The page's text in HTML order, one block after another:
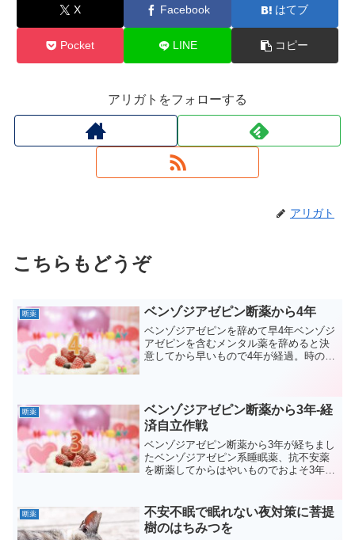
X Facebook はてブ
Pocket LINE コピー
アリガトをフォローする
アリガト
こちらもどうぞ
断薬 ベンゾジアゼピン断薬から4年
ベンゾジアゼピンを辞めて早4年ベンゾジ
アゼピンを含むメンタル薬を辞めると決
意してから早いもので4年が経過。時の経
に障害...
断薬
ベンゾジアゼピン断薬から3年-経
済自立作戦
ベンゾジアゼピン断薬から3年が経ちまし
たベンゾジアゼピン系睡眠薬、抗不安薬
を断薬してからはやいものでおよそ3年が
した。寝付けない日が数日(朝まで眠れな
い日が2～3日)、...
断薬
不安不眠で眠れない夜対策に菩提
樹のはちみつを